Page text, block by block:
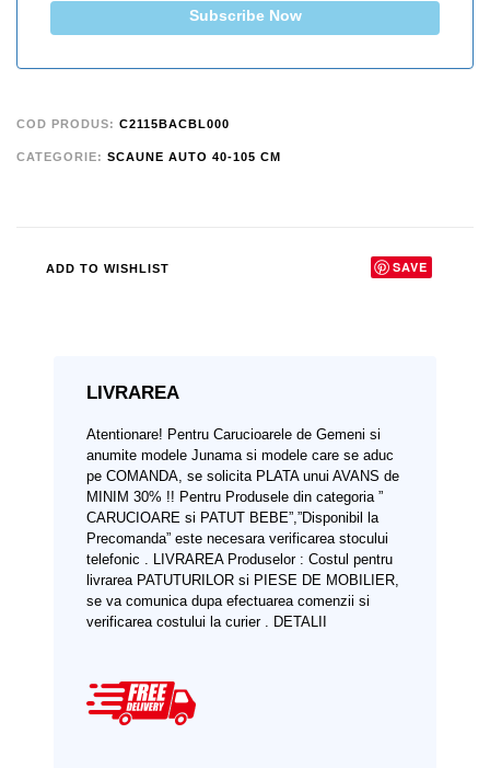
Subscribe Now
COD PRODUS: C2115BACBL000
CATEGORIE: SCAUNE AUTO 40-105 CM
ADD TO WISHLIST SAVE
LIVRAREA
Atentionare! Pentru Carucioarele de Gemeni si
anumite modele Junama si modele care se aduc
pe COMANDA, se solicita PLATA unui AVANS de
MINIM 30% !! Pentru Produsele din categoria ”
CARUCIOARE si PATUT BEBE”,”Disponibil la
Precomanda” este necesara verificarea stocului
telefonic . LIVRAREA Produselor : Costul pentru
livrarea PATUTURILOR si PIESE DE MOBILIER,
se va comunica dupa efectuarea comenzii si
verificarea costului la curier . DETALII